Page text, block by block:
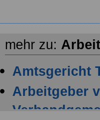
mehr zu:
Amtsgericht
Arbeitgeber